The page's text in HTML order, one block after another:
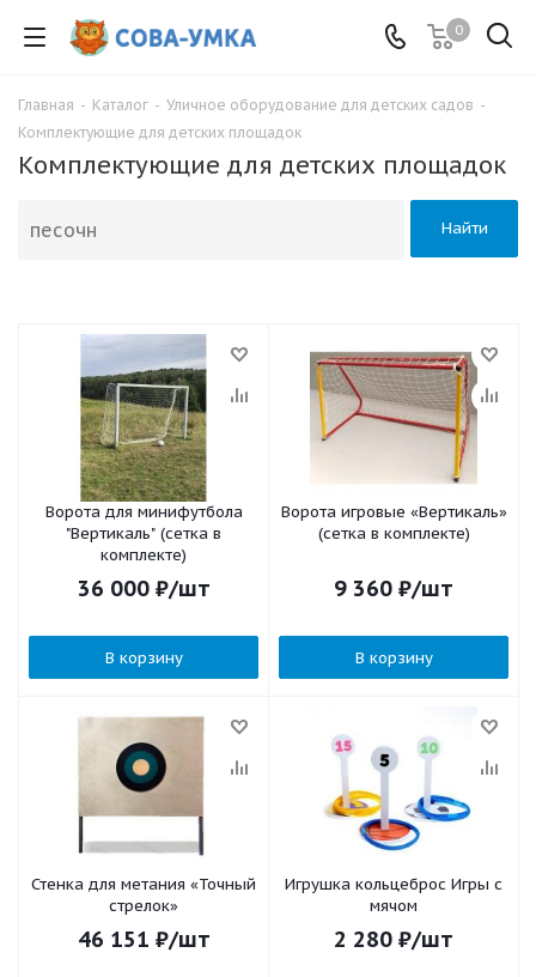
0
Главная - Каталог - Уличное оборудование для детских садов -
Комплектующие для детских площадок
Комплектующие для детских площадок
Найти
Ворота для минифутбола
"Вертикаль" (сетка в
комплекте)
36 000₽/шт
В корзину
Ворота игровые «Вертикаль»
(сетка в комплекте)
9 360 ₽/шт
В корзину
Стенка для метания «Точный
стрелок»
46 151 ₽/шт
Игрушка кольцеброс Игры с
мячом
2 280 ₽/шт